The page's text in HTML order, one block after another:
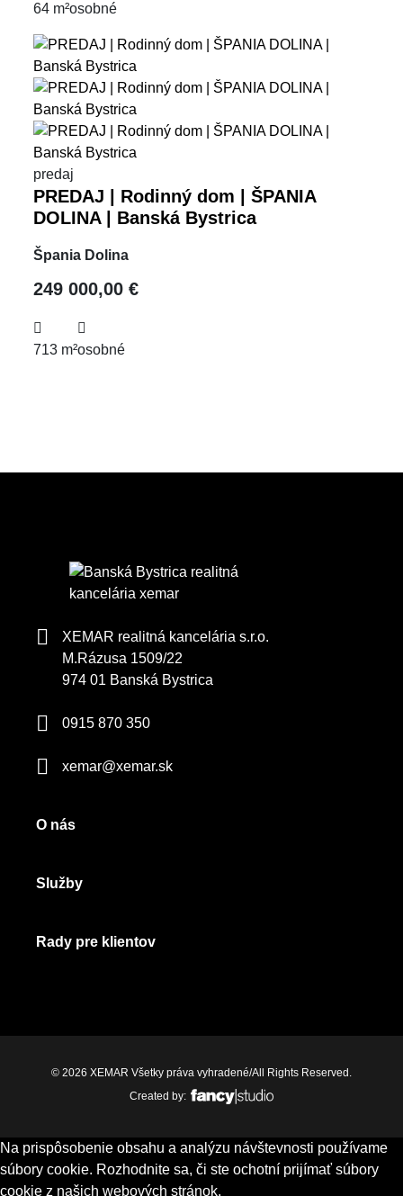
64 m²osobné
predaj
PREDAJ | Rodinný dom | ŠPANIA
DOLINA | Banská Bystrica
Špania Dolina
249 000,00 €
713 m²osobné
XEMAR realitná kancelária s.r.o.
M.Rázusa 1509/22
974 01 Banská Bystrica
0915 870 350
xemar@xemar.sk
O nás
Služby
Rady pre klientov
© 2026 XEMAR Všetky práva vyhradené/All Rights Reserved.
Created by:
Na prispôsobenie obsahu a analýzu návštevnosti používame
súbory cookie. Rozhodnite sa, či ste ochotní prijímať súbory
cookie z našich webových stránok.